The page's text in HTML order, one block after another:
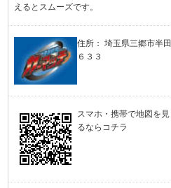
えるとスムーズです。
住所： 埼玉県三郷市半田
６３３
スマホ・携帯で地図を見
るならコチラ